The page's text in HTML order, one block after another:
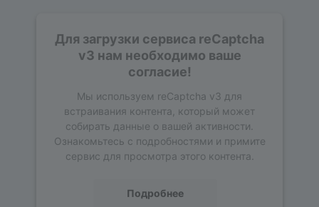
Для загрузки сервиса reCaptcha
v3 нам необходимо ваше
согласие!
Мы используем reCaptcha v3 для
встраивания контента, который может
собирать данные о вашей активности.
Ознакомьтесь с подробностями и примите
сервис для просмотра этого контента.
Подробнее